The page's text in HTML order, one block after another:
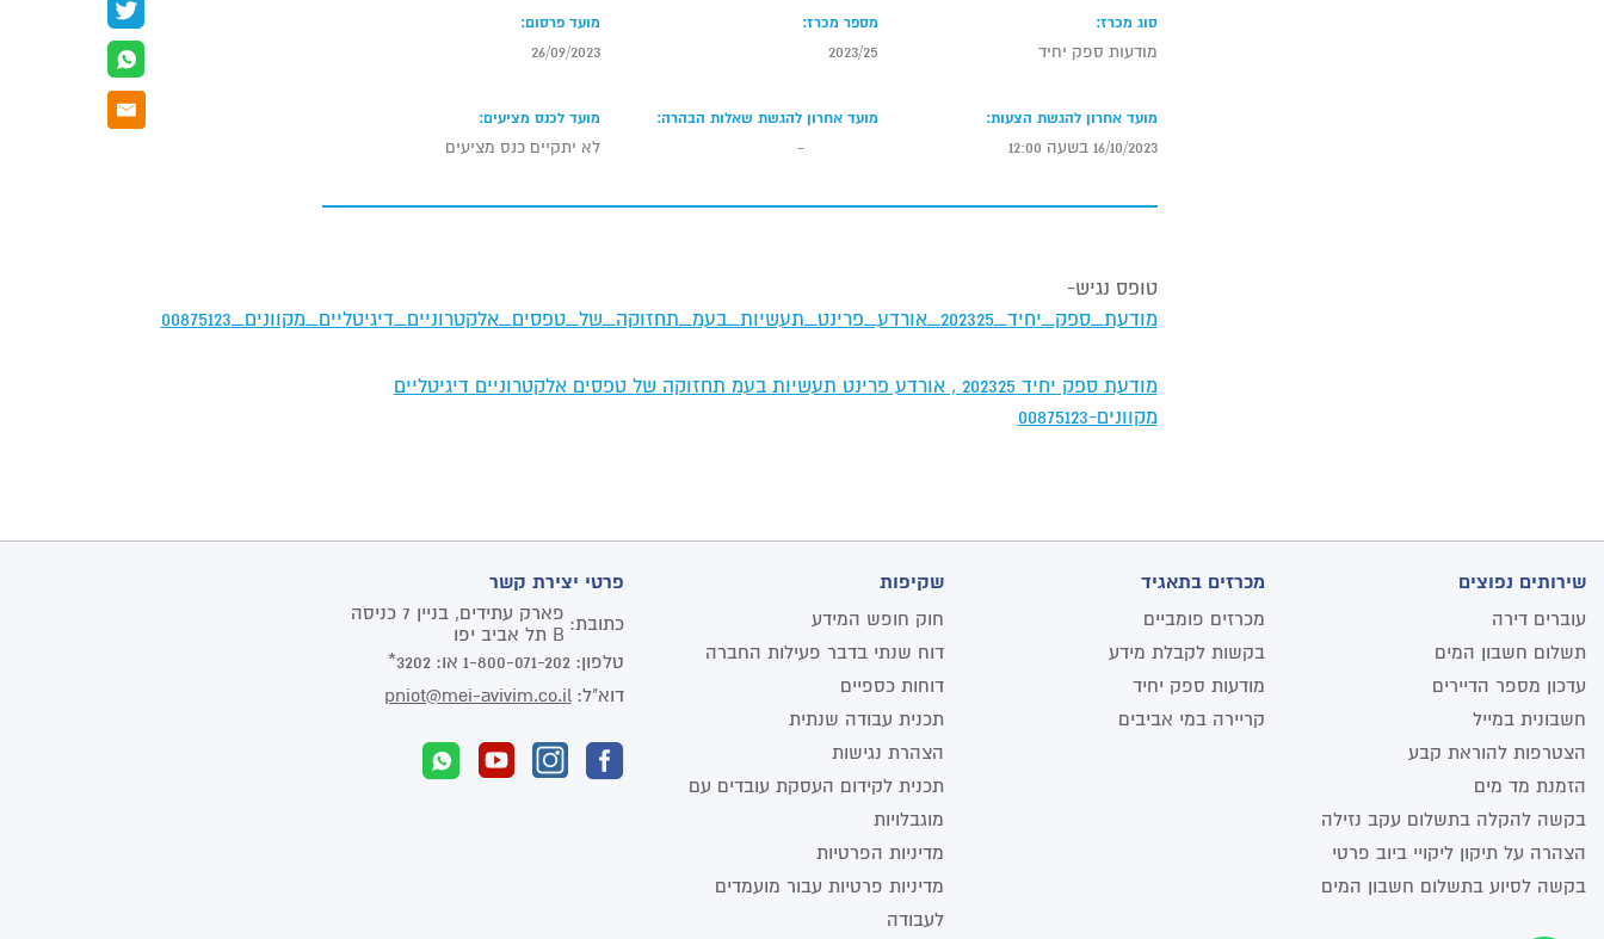
סוג מכרז:
מודעות ספק יחיד
מספר מכרז:
2023/25
מועד פרסום:
26/09/2023
מועד אחרון להגשת הצעות:
16/10/2023 בשעה 12:00
מועד אחרון להגשת שאלות הבהרה:
-
מועד לכנס מציעים:
לא יתקיים כנס מציעים
טופס נגיש-
מודעת_ספק_יחיד_202325_אורדע_פרינט_תעשיות_בעמ_תחזוקה_של_טפסים_אלקטרוניים_דיגיטליים_מקוונים_00875123
מודעת ספק יחיד 202325 , אורדע פרינט תעשיות בעמ תחזוקה של טפסים אלקטרוניים דיגיטליים
מקוונים-00875123
שירותים נפוצים
עוברים דירה
תשלום חשבון המים
עדכון מספר הדיירים
חשבונית במייל
הצטרפות להוראת קבע
הזמנת מד מים
בקשה להקלה בתשלום עקב נזילה
הצהרה על תיקון ליקויי ביוב פרטי
בקשה לסיוע בתשלום חשבון המים
מכרזים בתאגיד
מכרזים פומביים
בקשות לקבלת מידע
מודעות ספק יחיד
קריירה במי אביבים
שקיפות
חוק חופש המידע
דוח שנתי בדבר פעילות החברה
דוחות כספיים
תכנית עבודה שנתית
הצהרת נגישות
תכנית לקידום העסקת עובדים עם
מוגבלויות
מדיניות הפרטיות
מדיניות פרטיות עבור מועמדים
לעבודה
פרטי יצירת קשר
כתובת:
פארק עתידים, בניין 7 כניסה
B תל אביב יפו
טלפון: 1-800-071-202 או: 3202*
דוא"ל: pniot@mei-avivim.co.il